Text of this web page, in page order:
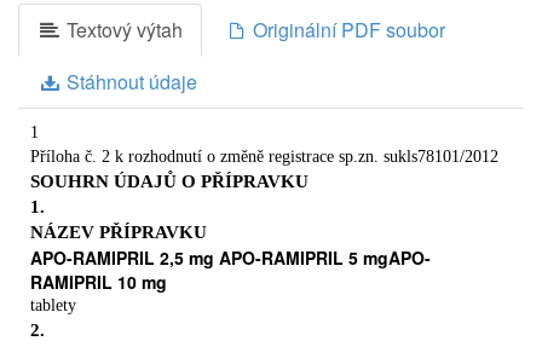
Další informace
CO JE APO-RAMIPRIL A K ČEMU SE POUŽÍVÁ
Přípravek je dodáván ve formě tablet. Každá tableta obsahuje
léčivou látku ramipril. Tablety se dodávají ve třech silách
obsahujících 2,5 mg, 5 mg a 10 mg ramiprilu.
APO-RAMIPRIL patří do skupiny léků nazývaných inhibitory
ACE (angiotensin-konvertující enzym), které působí na srdce a
cévy.
APO-RAMIPRIL účinkuje následujícím způsobem:
snižuje ve Vašem těle tvorbu látek, které Vám mohou zvyšovat krevní
tlak

Textový výtah
Originální PDF soubor
Stáhnout údaje
1
Příloha č. 2 k rozhodnutí o změně registrace sp.zn. sukls78101/2012
SOUHRN ÚDAJŮ O PŘÍPRAVKU
1.
NÁZEV PŘÍPRAVKU
APO-RAMIPRIL 2,5 mg APO-RAMIPRIL 5 mgAPO-
RAMIPRIL 10 mg
tablety
2.